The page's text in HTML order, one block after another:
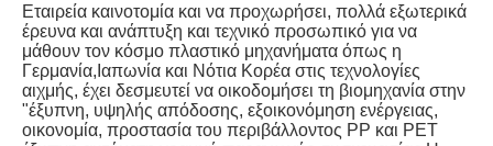
Εταιρεία καινοτομία και να προχωρήσει, πολλά εξωτερικά
έρευνα και ανάπτυξη και τεχνικό προσωπικό για να
μάθουν τον κόσμο πλαστικό μηχανήματα όπως η
Γερμανία,Ιαπωνία και Νότια Κορέα στις τεχνολογίες
αιχμής, έχει δεσμευτεί να οικοδομήσει τη βιομηχανία στην
"έξυπνη, υψηλής απόδοσης, εξοικονόμηση ενέργειας,
οικονομία, προστασία του περιβάλλοντος PP και PET